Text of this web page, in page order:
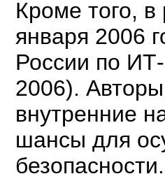
Кроме того, в
января 2006
России по
2006).
внутренние
шансы для